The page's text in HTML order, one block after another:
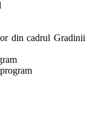
din cadrul Gradinii